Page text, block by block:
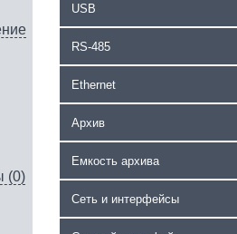
(0)
USB
RS-485
Ethernet
Архив
Емкость архива
Сеть и интерфейсы